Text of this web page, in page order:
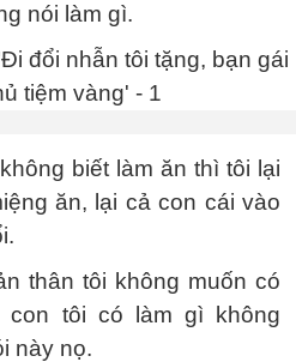
nói làm gì.
biết làm ăn thì tôi lại
ăn, lại cả con cái vào
thân tôi không muốn có
con tôi có làm gì không
này nọ.